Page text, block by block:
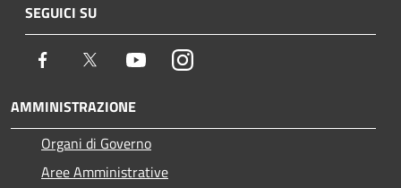
SEGUICI SU
Facebook Twitter YoutubeInstagram
AMMINISTRAZIONE
Organi di Governo
Aree Amministrative